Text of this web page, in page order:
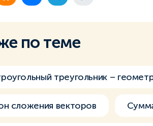
по теме
треугольник –
сложения векторов